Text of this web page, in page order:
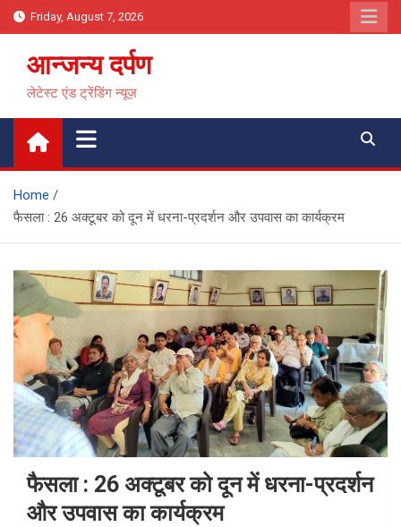
Skip
to
content
Friday, August 7, 2026
आन्जन्य दर्पण
लेटेस्ट एंड ट्रेंडिंग न्यूज़
Home
फैसला : 26 अक्टूबर को दून में धरना-प्रदर्शन और उपवास का कार्यक्रम
फैसला : 26 अक्टूबर को दून में धरना-प्रदर्शन
और उपवास का कार्यक्रम